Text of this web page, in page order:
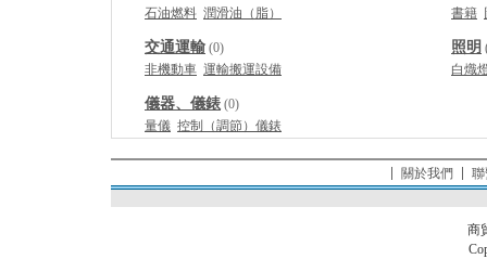
石油燃料 潤滑油（脂）
書籍
交通運輸 (0)
非機動車 運輸搬運設備
照明
白熾
儀器、儀錶 (0)
量儀 控制（調節）儀錶
關於我們 聯
商